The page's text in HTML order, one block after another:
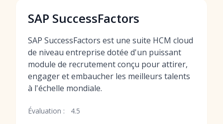
SAP SuccessFactors
SAP SuccessFactors est une suite HCM cloud
de niveau entreprise dotée d'un puissant
module de recrutement conçu pour attirer,
engager et embaucher les meilleurs talents
à l'échelle mondiale.
Évaluation : 4.5